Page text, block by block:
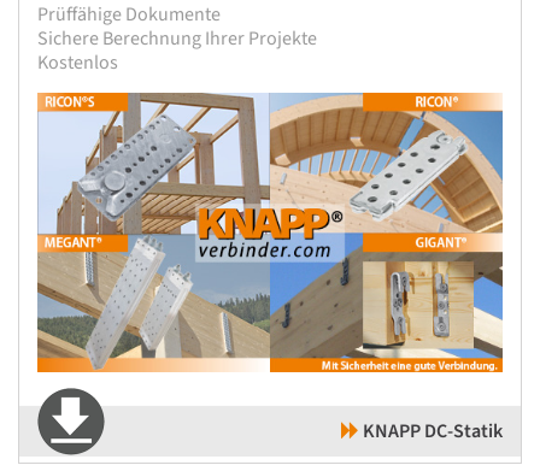
Prüffähige Dokumente
Sichere Berechnung Ihrer Projekte
Kostenlos
KNAPP DC-Statik